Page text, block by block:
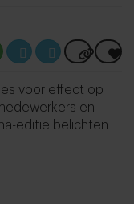
voor effect op
en
editie belichten